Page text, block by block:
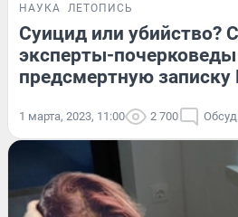
НАУКА ЛЕТОПИСЬ
Суицид или убийство?
эксперты-почерковеды
предсмертную записку
1 марта, 2023, 11:00 2 700